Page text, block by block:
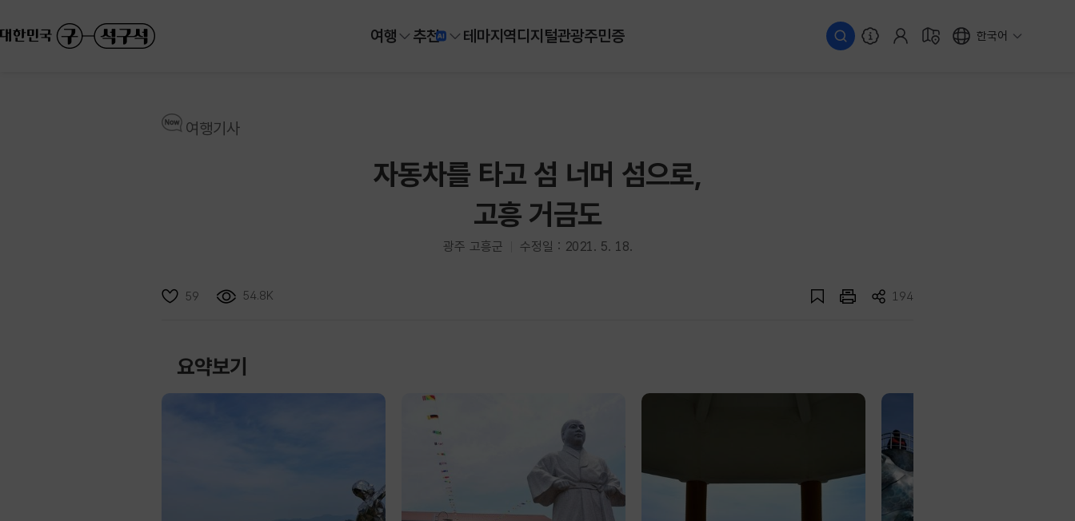
여행 추천 테마지역디지털관광주민증 한국어
여행기사
자동차를 타고 섬 너머 섬으로,
고흥 거금도
광주 고흥군 수정일 : 2021. 5. 18.
59 54.8K 194
요약보기